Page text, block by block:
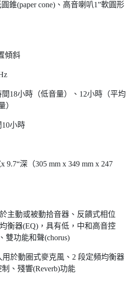
錐(paper cone)、高音喇叭1”軟圓形
傾斜
18小時（低音量）、12小時（平均
）
小時
9.7“深（305 mm x 349 mm x 247
主動或被動拾音器、反饋式相位
衡器(EQ)，具有低，中和高音控
雙功能和聲(chorus)
於動圈式麥克風、2 段定頻均衡器
、殘響(Reverb)功能